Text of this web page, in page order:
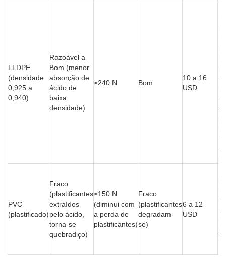
LLDPE
(densidade
0,925 a
0,940)
Razoável a
Bom (menor
absorção de
ácido de
baixa
densidade)
≥240 N Bom
10 a 16
USD
PVC
(plastificado)
Fraco
(plastificantes
extraídos
pelo ácido,
torna-se
quebradiço)
≥150 N
(diminui com
a perda de
plastificantes)
Fraco
(plastificantes
degradam-
se)
6 a 12
USD